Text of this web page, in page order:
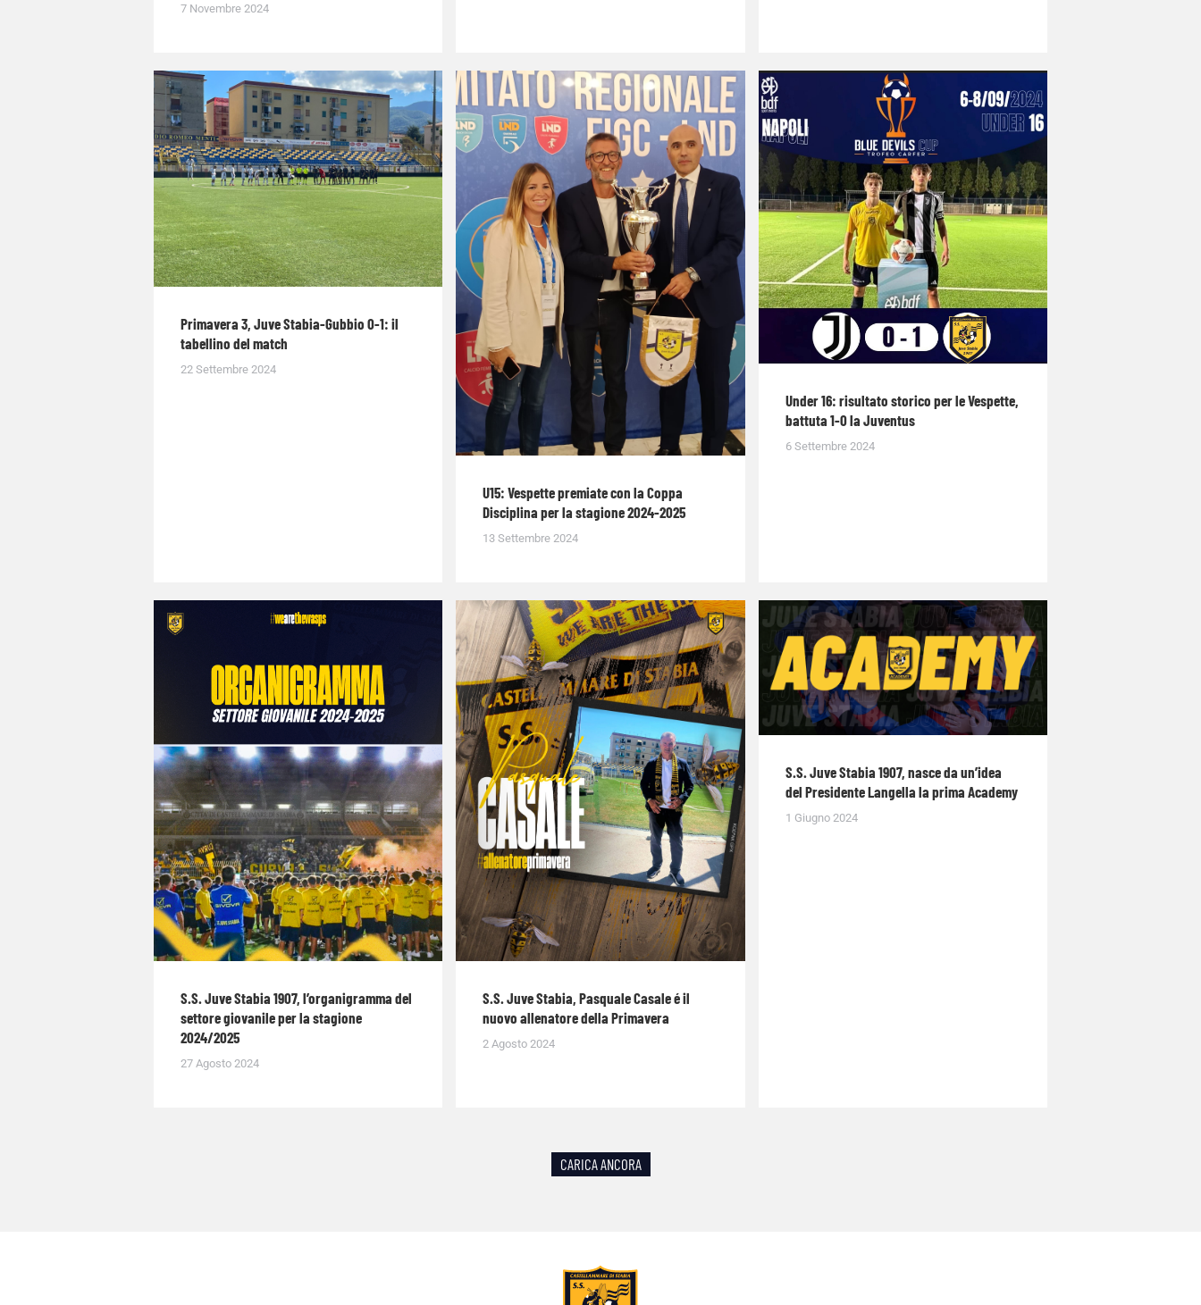
7 Novembre 2024
Primavera 3, Juve Stabia-Gubbio 0-1: il
tabellino del match
22 Settembre 2024
U15: Vespette premiate con la Coppa
Disciplina per la stagione 2024-2025
13 Settembre 2024
Under 16: risultato storico per le Vespette,
battuta 1-0 la Juventus
6 Settembre 2024
S.S. Juve Stabia 1907, l’organigramma del
settore giovanile per la stagione
2024/2025
27 Agosto 2024
S.S. Juve Stabia, Pasquale Casale é il
nuovo allenatore della Primavera
2 Agosto 2024
S.S. Juve Stabia 1907, nasce da un’idea
del Presidente Langella la prima Academy
1 Giugno 2024
CARICA ANCORA